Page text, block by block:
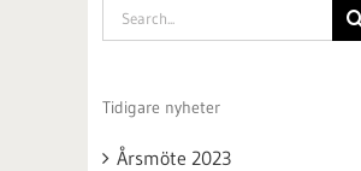
Search
for:
Tidigare nyheter
Årsmöte 2023